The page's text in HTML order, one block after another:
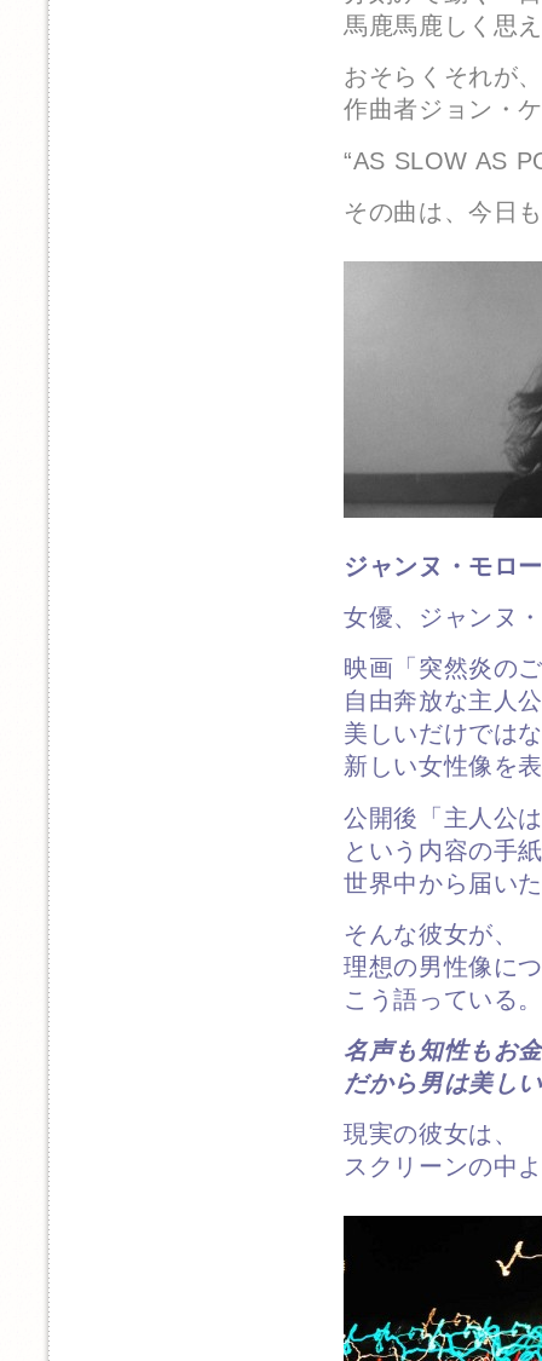
馬鹿馬鹿しく思
おそらくそれが
作曲者ジョン・
“AS SLOW AS
その曲は、今日
ジャンヌ・モロ
女優、ジャンヌ
映画「突然炎の
自由奔放な主人
美しいだけでは
新しい女性像を
公開後「主人公
という内容の手
世界中から届い
そんな彼女が、
理想の男性像に
こう語っている
名声も知性もお
だから男は美し
現実の彼女は、
スクリーンの中